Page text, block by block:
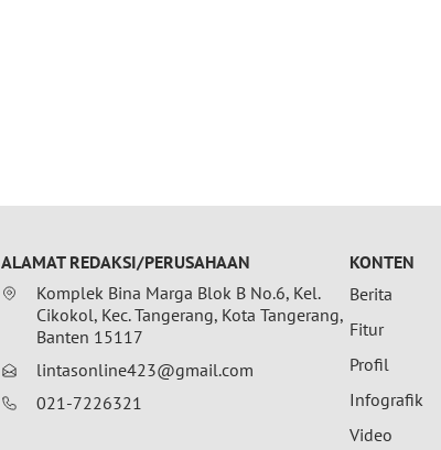
ALAMAT REDAKSI/PERUSAHAAN
Komplek Bina Marga Blok B No.6, Kel.
Cikokol, Kec. Tangerang, Kota Tangerang,
Banten 15117
lintasonline423@gmail.com
021-7226321
KONTEN
Berita
Fitur
Profil
Infografik
Video